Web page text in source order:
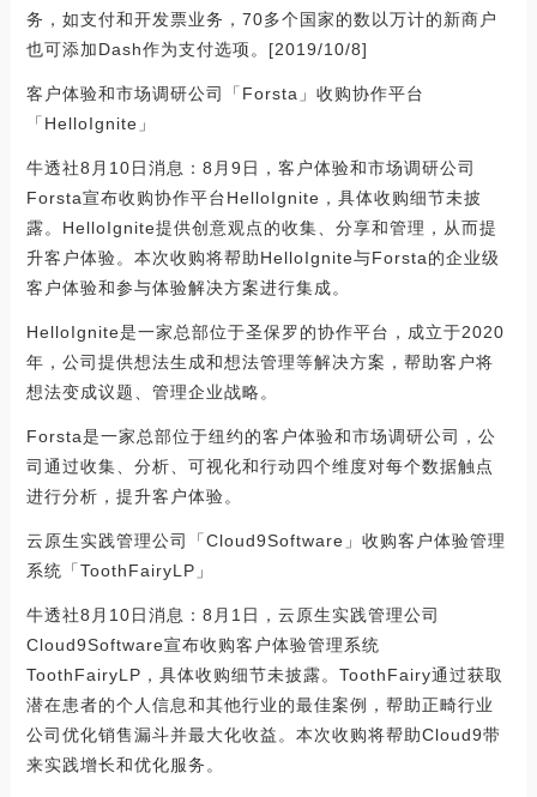
务，如支付和开发票业务，70多个国家的数以万计的新商户
也可添加Dash作为支付选项。[2019/10/8]
客户体验和市场调研公司「Forsta」收购协作平台
「HelloIgnite」
牛透社8月10日消息：8月9日，客户体验和市场调研公司
Forsta宣布收购协作平台HelloIgnite，具体收购细节未披
露。HelloIgnite提供创意观点的收集、分享和管理，从而提
升客户体验。本次收购将帮助HelloIgnite与Forsta的企业级
客户体验和参与体验解决方案进行集成。
HelloIgnite是一家总部位于圣保罗的协作平台，成立于2020
年，公司提供想法生成和想法管理等解决方案，帮助客户将
想法变成议题、管理企业战略。
Forsta是一家总部位于纽约的客户体验和市场调研公司，公
司通过收集、分析、可视化和行动四个维度对每个数据触点
进行分析，提升客户体验。
云原生实践管理公司「Cloud9Software」收购客户体验管理
系统「ToothFairyLP」
牛透社8月10日消息：8月1日，云原生实践管理公司
Cloud9Software宣布收购客户体验管理系统
ToothFairyLP，具体收购细节未披露。ToothFairy通过获取
潜在患者的个人信息和其他行业的最佳案例，帮助正畸行业
公司优化销售漏斗并最大化收益。本次收购将帮助Cloud9带
来实践增长和优化服务。